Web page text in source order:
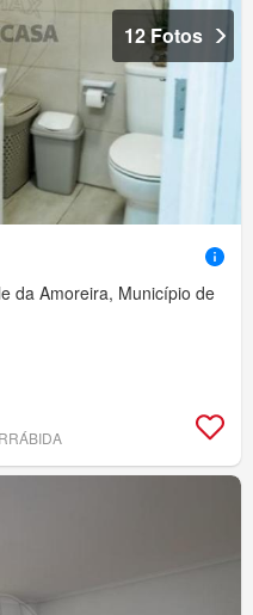
12 Fotos
da Amoreira, Município de